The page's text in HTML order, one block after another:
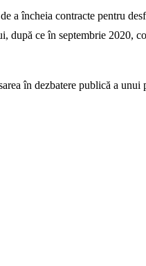
încheia contracte pentru
ce în septembrie 2020,
în dezbatere publică a